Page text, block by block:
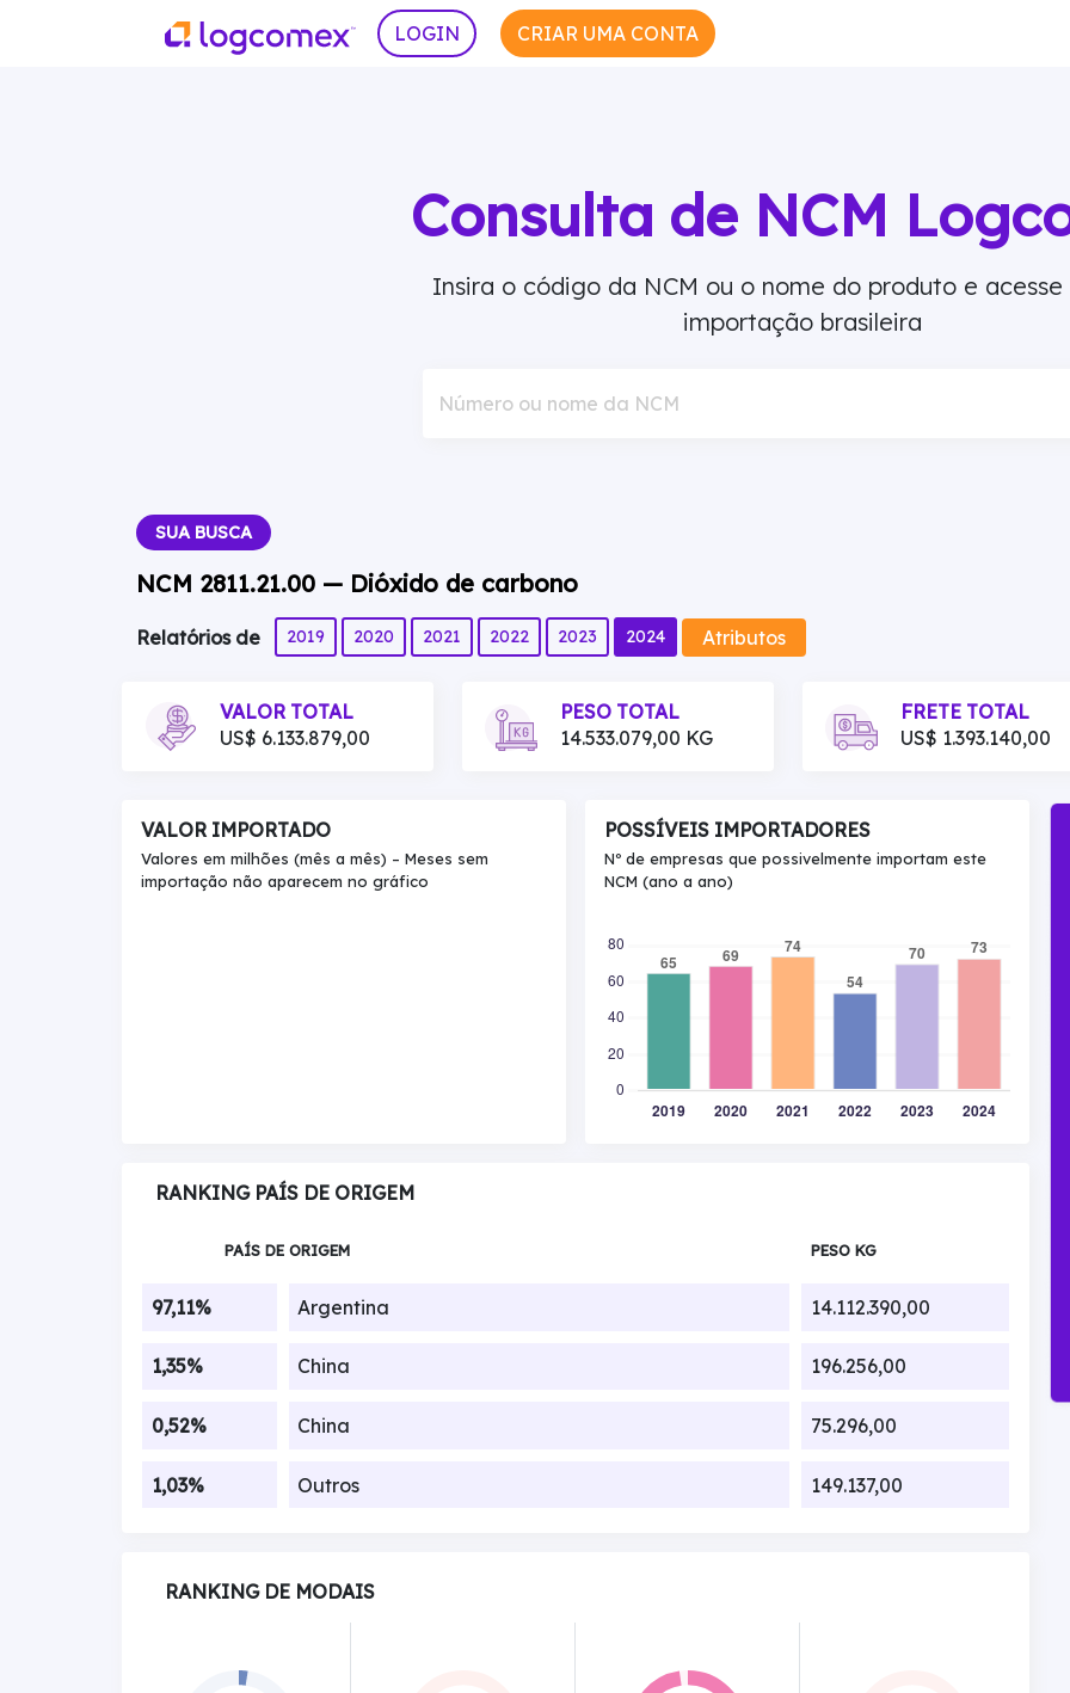
LOGIN CRIAR UMA CONTA
Consulta de NCM
Insira o código da NCM ou o nome do produto e acesse
importação brasileira
Número ou nome da NCM
SUA BUSCA
NCM 2811.21.00 — Dióxido de carbono
Relatórios de 2019 2020 2021 2022 2023 2024 Atributos
VALOR TOTAL
US$ 6.133.879,00
PESO TOTAL
14.533.079,00 KG
FRETE TOTAL
US$ 1.393.140,00
VALOR IMPORTADO
Valores em milhões (mês a mês) – Meses sem
importação não aparecem no gráfico
POSSÍVEIS IMPORTADORES
Nº de empresas que possivelmente importam este
NCM (ano a ano)
RANKING PAÍS DE ORIGEM
PAÍS DE ORIGEM PESO KG
97,11% Argentina 14.112.390,00
1,35% China 196.256,00
0,52% China 75.296,00
1,03% Outros 149.137,00
RANKING DE MODAIS